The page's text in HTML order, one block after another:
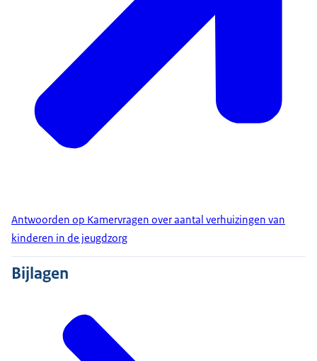
Antwoorden op Kamervragen over aantal verhuizingen van
kinderen in de jeugdzorg
Bijlagen